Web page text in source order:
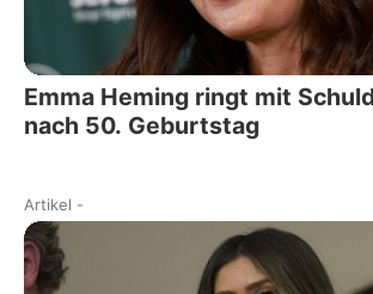
Emma Heming ringt mit
nach 50. Geburtstag
Artikel -